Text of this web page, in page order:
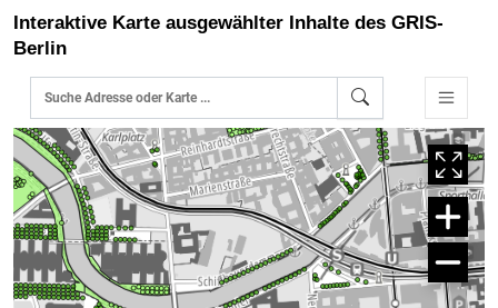
Interaktive Karte ausgewählter Inhalte des GRIS-
Berlin